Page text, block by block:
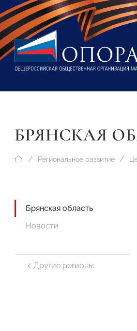
БРЯНСКАЯ
Региональное развитие
Брянская область
Новости
Другие регионы